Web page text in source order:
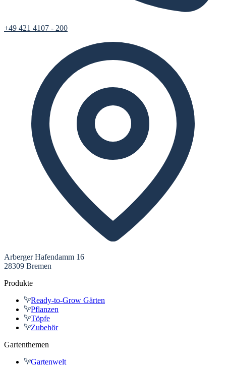
+49 421 4107 - 200
Arberger Hafendamm 16
28309 Bremen
Produkte
Ready-to-Grow Gärten
Pflanzen
Töpfe
Zubehör
Gartenthemen
Gartenwelt